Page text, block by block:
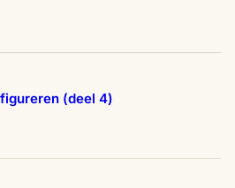
(deel 4)